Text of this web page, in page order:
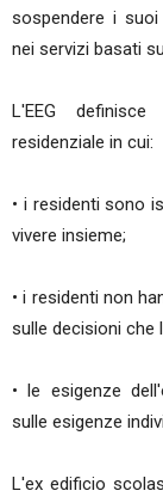
sospendere i
nei servizi basati
L'EEG
residenziale in cui:
• i residenti sono
vivere insieme;
• i residenti non
sulle decisioni che
• le esigenze
sulle esigenze
L'ex edificio